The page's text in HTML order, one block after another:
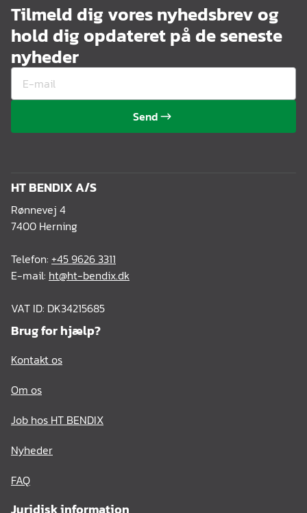
Tilmeld dig vores nyhedsbrev og
hold dig opdateret på de seneste
nyheder
Send
HT BENDIX A/S
Rønnevej 4
7400 Herning
Telefon: +45 9626 3311
E-mail: ht@ht-bendix.dk
VAT ID: DK34215685
Brug for hjælp?
Kontakt os
Om os
Job hos HT BENDIX
Nyheder
FAQ
Juridisk information